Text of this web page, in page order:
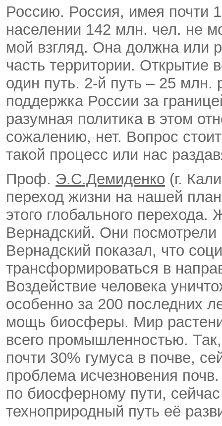
Россию. Россия, имея почти
населении 142 млн. чел. не
мой взгляд. Она должна или
часть территории. Открытие
один путь. 2-й путь – 25
поддержка России за
разумная политика в этом
сожалению, нет. Вопрос
такой процесс или нас
Проф. Э.С.Демиденко (г.
переход жизни на нашей
этого глобального
Вернадский. Они
Вернадский показал, что
трансформироваться в
Воздействие человека
особенно за 200 последних
мощь биосферы. Мир
всего промышленностью.
почти 30% гумуса в почве,
проблема исчезновения
по биосферному пути,
техноприродный путь её